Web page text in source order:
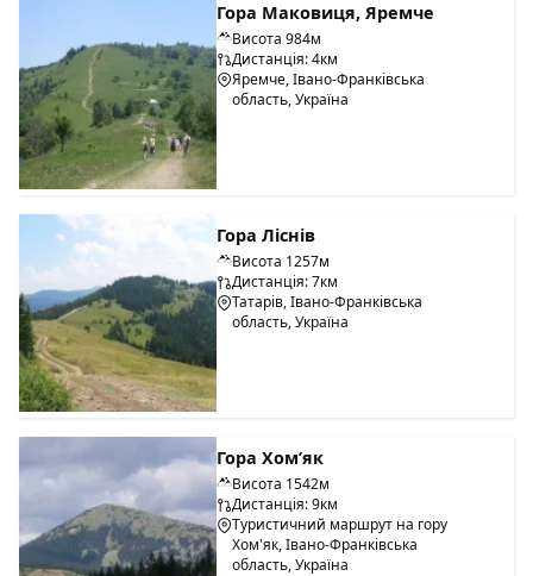
Гора Маковиця, Яремче
Висота 984м
Дистанція: 4км
Яремче, Івано-Франківська
область, Україна
Гора Ліснів
Висота 1257м
Дистанція: 7км
Татарів, Івано-Франківська
область, Україна
Гора Хом’як
Висота 1542м
Дистанція: 9км
Туристичний маршрут на гору
Хом'як, Івано-Франківська
область, Україна